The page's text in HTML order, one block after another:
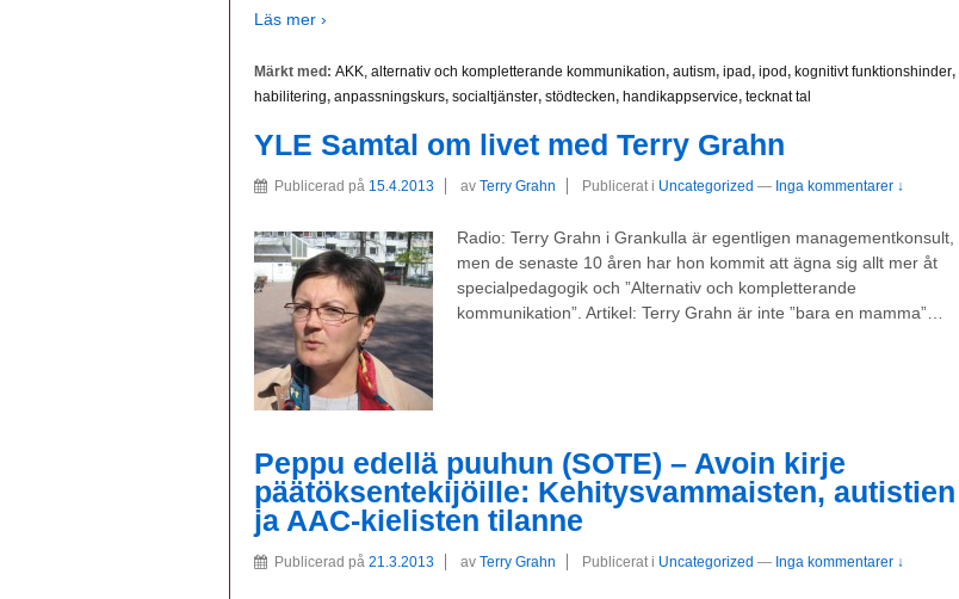
Läs mer ›
Märkt med: AKK, alternativ och kompletterande kommunikation, autism, ipad, ipod, kognitivt funktionshinder,
habilitering, anpassningskurs, socialtjänster, stödtecken, handikappservice, tecknat tal
YLE Samtal om livet med Terry Grahn
Publicerad på 15.4.2013 av Terry Grahn Publicerat i Uncategorized — Inga kommentarer ↓
Radio: Terry Grahn i Grankulla är egentligen managementkonsult,
men de senaste 10 åren har hon kommit att ägna sig allt mer åt
specialpedagogik och ”Alternativ och kompletterande
kommunikation”. Artikel: Terry Grahn är inte ”bara en mamma”…
Peppu edellä puuhun (SOTE) – Avoin kirje
päätöksentekijöille: Kehitysvammaisten, autistien
ja AAC-kielisten tilanne
Publicerad på 21.3.2013 av Terry Grahn Publicerat i Uncategorized — Inga kommentarer ↓